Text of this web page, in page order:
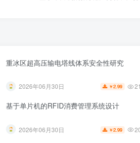
重冰区超高压输电塔线体系安全性研究
2026年06月30日 ￥2.99
基于单片机的RFID消费管理系统设计
2026年06月30日 ￥2.99